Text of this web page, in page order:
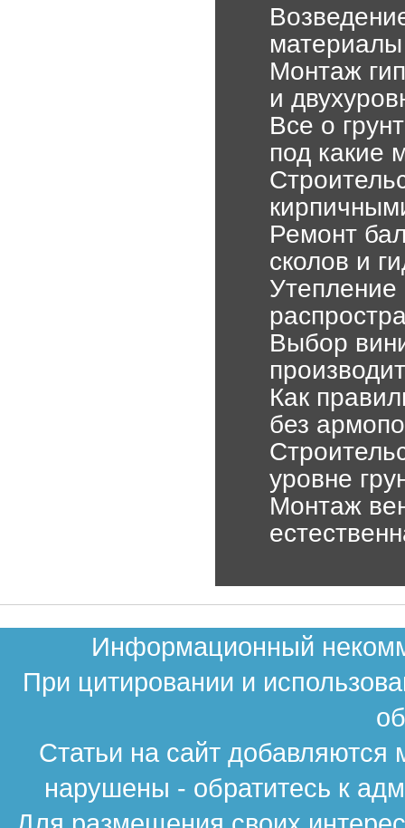
Монтаж
и
Все о
под какие
Ремонт
сколов и
Утепление
Выбор
Как
без
уровне
Монтаж
Информационный
При цитировании и
Статьи на сайт
нарушены - обратитесь к